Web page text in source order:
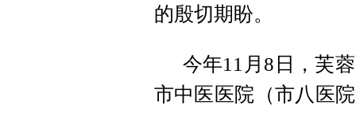
的殷切期盼。
今年11月8日，芙
市中医医院（市八医